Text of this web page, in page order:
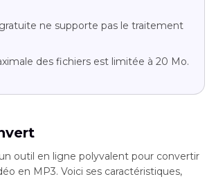
ne supporte pas le traitement
des fichiers est limitée à 20 Mo.
outil en ligne polyvalent pour convertir
en MP3. Voici ses caractéristiques,